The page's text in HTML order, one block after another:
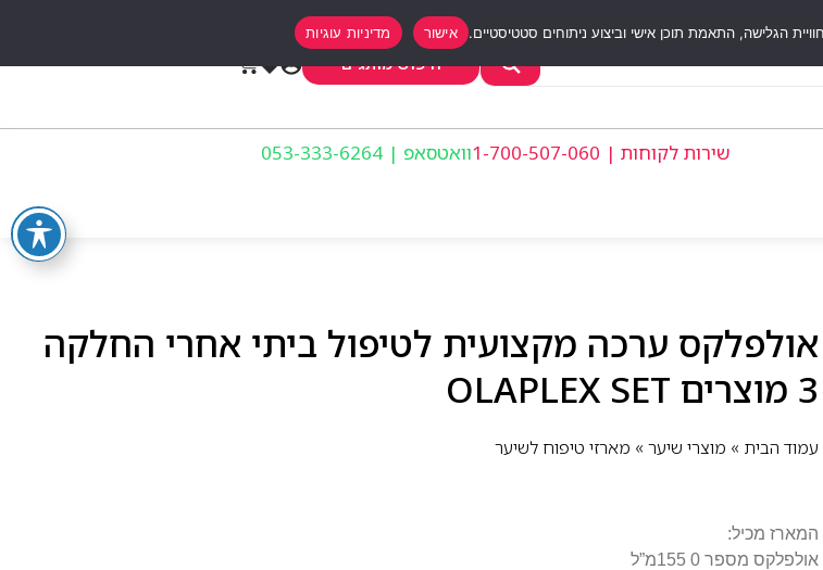
חיפוש מותגים
שירות לקוחות | 1-700-507-060 וואטסאפ | 053-333-6264
אולפלקס ערכה מקצועית לטיפול ביתי אחרי החלקה
3 מוצרים OLAPLEX SET
עמוד הבית » מוצרי שיער » מארזי טיפוח לשיער
המארז מכיל:
אולפלקס מספר 0 155מ”ל
אישור מדיניות עוגיות